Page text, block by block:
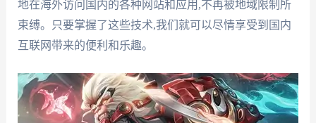
地在海外访问国内的各种网站和应用,不再被地域限制所
束缚。只要掌握了这些技术,我们就可以尽情享受到国内
互联网带来的便利和乐趣。